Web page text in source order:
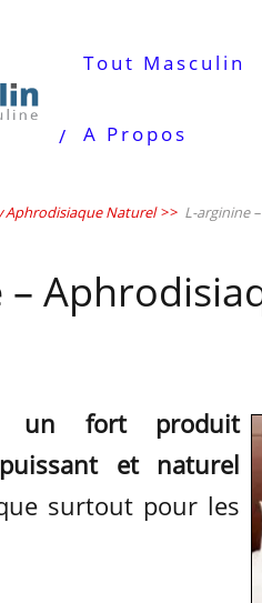
Tout Masculin
A Propos
Aphrodisiaque Naturel >> L-arginine
–
un fort produit
et naturel
surtout pour les